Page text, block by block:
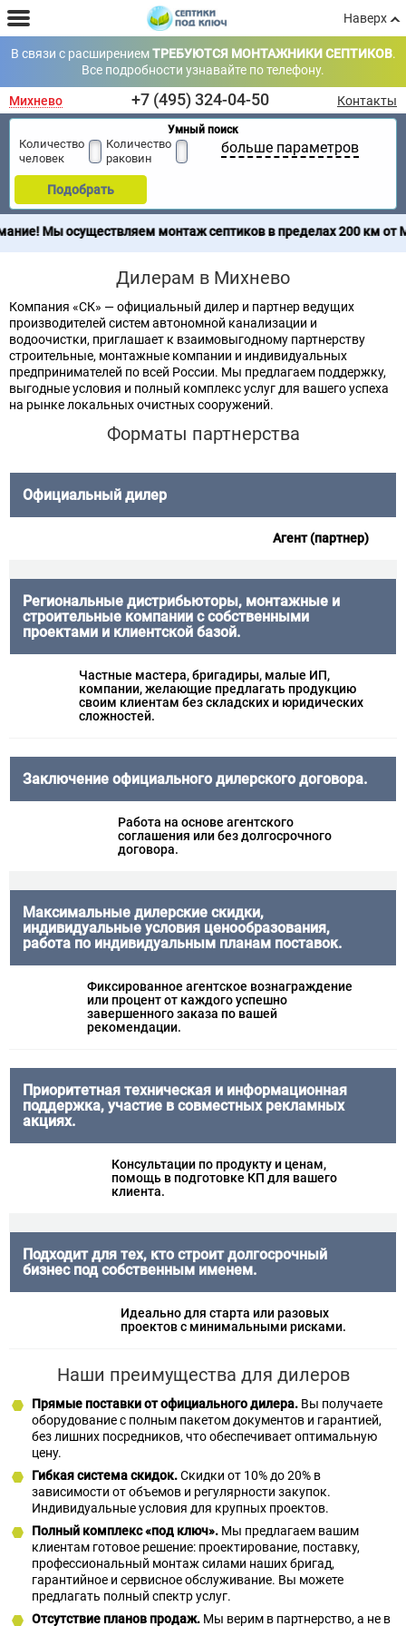
Наверх
В связи с расширениемТРЕБУЮТСЯ МОНТАЖНИКИ СЕПТИКОВ.
Все подробности узнавайте по телефону.
Михнево +7 (495) 324-04-50 Контакты
Умный поиск
Количество
человек
Количество
раковин
больше параметров
Подобрать
Мы осуществляем монтаж септиков в пределах 200 км от
Дилерам в Михнево
Компания «СК» — официальный дилер и партнер ведущих
производителей систем автономной канализации и
водоочистки, приглашает к взаимовыгодному партнерству
строительные, монтажные компании и индивидуальных
предпринимателей по всей России. Мы предлагаем поддержку,
выгодные условия и полный комплекс услуг для вашего успеха
на рынке локальных очистных сооружений.
Форматы партнерства
Официальный дилер
Агент (партнер)
Региональные дистрибьюторы, монтажные и
строительные компании с собственными
проектами и клиентской базой.
Частные мастера, бригадиры, малые ИП,
компании, желающие предлагать продукцию
своим клиентам без складских и юридических
сложностей.
Заключение официального дилерского договора.
Работа на основе агентского
соглашения или без долгосрочного
договора.
Максимальные дилерские скидки,
индивидуальные условия ценообразования,
работа по индивидуальным планам поставок.
Фиксированное агентское вознаграждение
или процент от каждого успешно
завершенного заказа по вашей
рекомендации.
Приоритетная техническая и информационная
поддержка, участие в совместных рекламных
акциях.
Консультации по продукту и ценам,
помощь в подготовке КП для вашего
клиента.
Подходит для тех, кто строит долгосрочный
бизнес под собственным именем.
Идеально для старта или разовых
проектов с минимальными рисками.
Наши преимущества для дилеров
Прямые поставки от официального дилера. Вы получаете
оборудование с полным пакетом документов и гарантией,
без лишних посредников, что обеспечивает оптимальную
цену.
Гибкая система скидок.Cкидки от 10% до 20% в
зависимости от объемов и регулярности закупок.
Индивидуальные условия для крупных проектов.
Полный комплекс «под ключ». Мы предлагаем вашим
клиентам готовое решение: проектирование, поставку,
профессиональный монтаж силами наших бригад,
гарантийное и сервисное обслуживание. Вы можете
предлагать полный спектр услуг.
Отсутствие планов продаж. Мы верим в партнерство, а не в